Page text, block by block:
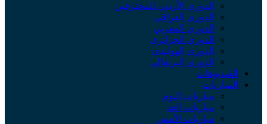
الدوري الأردني للمحترفين
الدوري العراقي
الدوري المغربي
الدوري الجزائري
الدوري الهولندي
الدوري البرتغالي
الفيديوهات
المباريات
مباريات اليوم
مباريات الغد
مباريات الأمس